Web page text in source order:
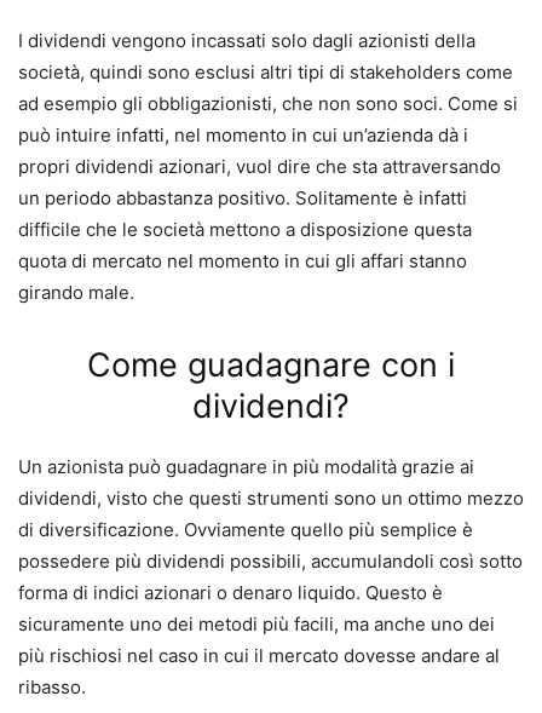
I dividendi vengono incassati solo dagli azionisti della
società, quindi sono esclusi altri tipi di stakeholders come
ad esempio gli obbligazionisti, che non sono soci. Come si
può intuire infatti, nel momento in cui un’azienda dà i
propri dividendi azionari, vuol dire che sta attraversando
un periodo abbastanza positivo. Solitamente è infatti
difficile che le società mettono a disposizione questa
quota di mercato nel momento in cui gli affari stanno
girando male.
Come guadagnare con i
dividendi?
Un azionista può guadagnare in più modalità grazie ai
dividendi, visto che questi strumenti sono un ottimo mezzo
di diversificazione. Ovviamente quello più semplice è
possedere più dividendi possibili, accumulandoli così sotto
forma di indici azionari o denaro liquido. Questo è
sicuramente uno dei metodi più facili, ma anche uno dei
più rischiosi nel caso in cui il mercato dovesse andare al
ribasso.